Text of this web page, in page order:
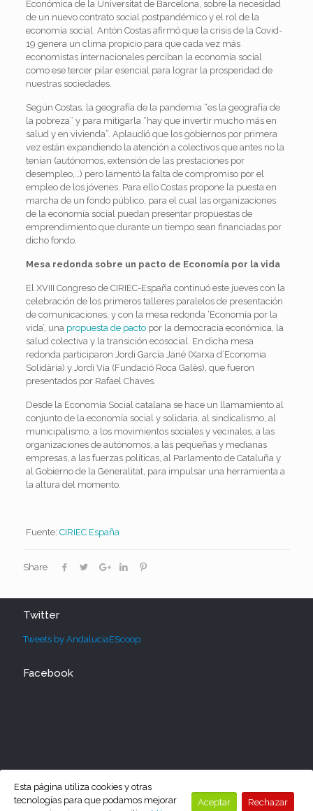
Económica de la Universitat de Barcelona, sobre la necesidad
de un nuevo contrato social postpandémico y el rol de la
economía social. Antón Costas afirmó que la crisis de la Covid-
19 genera un clima propicio para que cada vez más
economistas internacionales perciban la economía social
como ese tercer pilar esencial para lograr la prosperidad de
nuestras sociedades.
Según Costas, la geografía de la pandemia “es la geografía de
la pobreza” y para mitigarla “hay que invertir mucho más en
salud y en vivienda”. Aplaudió que los gobiernos por primera
vez están expandiendo la atención a colectivos que antes no la
tenían (autónomos, extensión de las prestaciones por
desempleo,…) pero lamentó la falta de compromiso por el
empleo de los jóvenes. Para ello Costas propone la puesta en
marcha de un fondo público, para el cual las organizaciones
de la economía social puedan presentar propuestas de
emprendimiento que durante un tiempo sean financiadas por
dicho fondo.
Mesa redonda sobre un pacto de Economía por la vida
El XVIII Congreso de CIRIEC-España continuó este jueves con la
celebración de los primeros talleres paralelos de presentación
de comunicaciones, y con la mesa redonda ‘Economía por la
vida’, una propuesta de pactopor la democracia económica, la
salud colectiva y la transición ecosocial. En dicha mesa
redonda participaron Jordi García Jané (Xarxa d’Economia
Solidària) y Jordi Via (Fundació Roca Galès), que fueron
presentados por Rafael Chaves.
Desde la Economía Social catalana se hace un llamamiento al
conjunto de la economía social y solidaria, al sindicalismo, al
municipalismo, a los movimientos sociales y vecinales, a las
organizaciones de autónomos, a las pequeñas y medianas
empresas, a las fuerzas políticas, al Parlamento de Cataluña y
al Gobierno de la Generalitat, para impulsar una herramienta a
la altura del momento.
Fuente: CIRIEC España
Share
Twitter
Tweets by AndaluciaEScoop
Facebook
Esta página utiliza cookies y otras
tecnologías para que podamos mejorar
Aceptar Rechazar